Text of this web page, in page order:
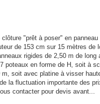
clôture "prêt à poser" en panneau
de 153 cm sur 15 mètres de
rigides de 2,50 m de long
poteaux en forme de H, soit à
m, soit avec platine à visser
la fluctuation importante des
contacter pour devis avant...